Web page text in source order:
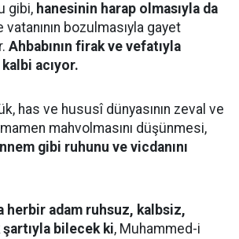
gibi, hanesinin harap olmasıyla da
vatanının bozulmasıyla gayet
Ahbabının firak ve vefatıyla
acıyor.
has ve hususî dünyasının zeval ve
mahvolmasını düşünmesi,
gibi ruhunu ve vicdanını
herbir adam ruhsuz, kalbsiz,
şartıyla bilecek ki, Muhammed-i